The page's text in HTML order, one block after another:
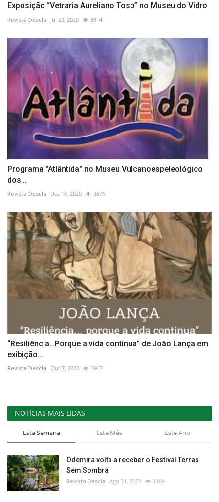
Exposição “Vetraria Aureliano Toso” no Museu do Vidro
Revista Descla Jul 29, 2020 3814
Programa "Atlântida" no Museu Vulcanoespeleológico
dos...
Revista Descla Dez 18, 2020 3876
“Resiliência…Porque a vida continua” de João Lança em
exibição...
Revista Descla Out 7, 2020 3947
NOTÍCIAS MAIS LIDAS
Esta Semana Este Mês Este Ano
Odemira volta a receber o Festival Terras
Sem Sombra
Revista Descla Ago 31, 2022 1109